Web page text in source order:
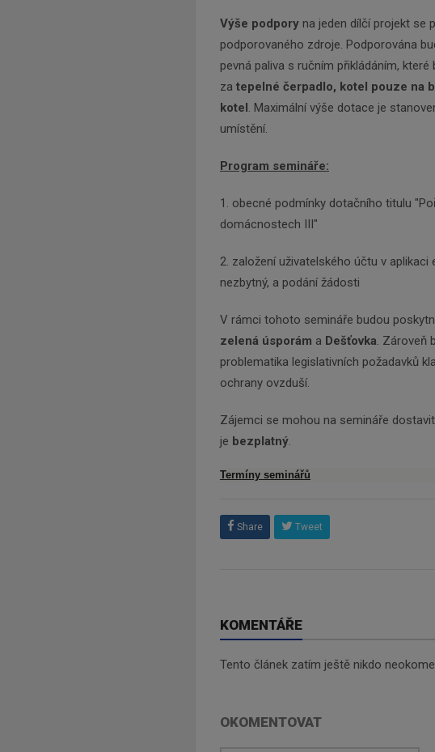
Výše podpory na jeden dílčí projekt se
podporovaného zdroje. Podporována
pevná paliva s ručním přikládáním,
za tepelné čerpadlo, kotel pouze na
kotel . Maximální výše dotace je
umístění.
Program semináře:
1. obecné podmínky dotačního titulu
domácnostech III"
2. založení uživatelského účtu v
nezbytný, a podání žádosti
V rámci tohoto semináře budou
zelená úsporám a Dešťovka .
problematika legislativních požadavků
ochrany ovzduší.
Zájemci se mohou na semináře
je bezplatný
Termíny seminářů
Share Tweet
KOMENTÁŘE
Tento článek zatím ještě nikdo
OKOMENTOVAT